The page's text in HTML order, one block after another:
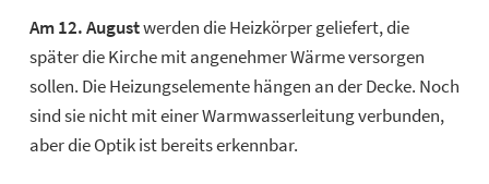
Am 12. Augustwerden die Heizkörper geliefert, die
später die Kirche mit angenehmer Wärme versorgen
sollen. Die Heizungselemente hängen an der Decke. Noch
sind sie nicht mit einer Warmwasserleitung verbunden,
aber die Optik ist bereits erkennbar.